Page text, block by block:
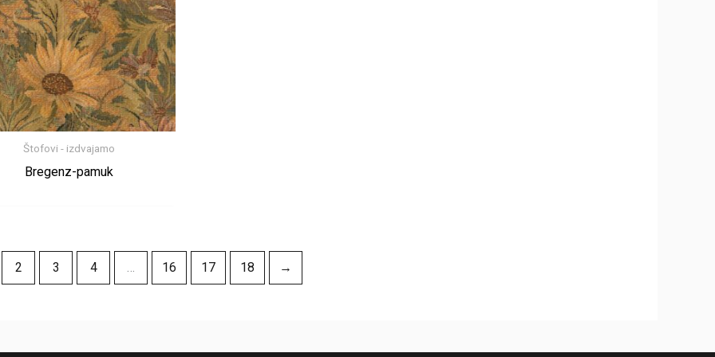
Štofovi - izdvajamo
Bregenz-pamuk
2 3 4 16 17 18 →